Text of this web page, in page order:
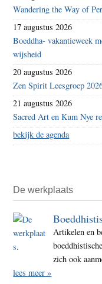
Wandering the Way of
17 augustus 2026
Boeddha- vakantieweek
wijsheid
20 augustus 2026
Zen Spirit Leesgroep
21 augustus 2026
Sacred Art en Kum Nye
bekijk de agenda
De werkplaats
Artikelen en
zich ook
lees meer »